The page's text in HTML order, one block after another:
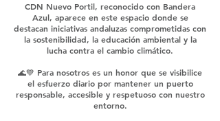
CDN Nuevo Portil, reconocido con Bandera
Azul, aparece en este espacio donde se
destacan iniciativas andaluzas comprometidas con
la sostenibilidad, la educación ambiental y la
lucha contra el cambio climático.
🌊💙 Para nosotros es un honor que se visibilice
el esfuerzo diario por mantener un puerto
responsable, accesible y respetuoso con nuestro
entorno.